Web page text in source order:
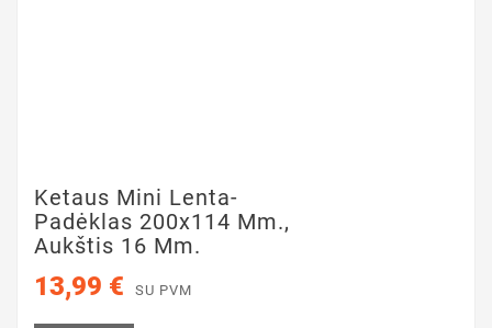
Ketaus Mini Lenta-
Padėklas 200x114 Mm.,
Aukštis 16 Mm.
13,99 € SU PVM